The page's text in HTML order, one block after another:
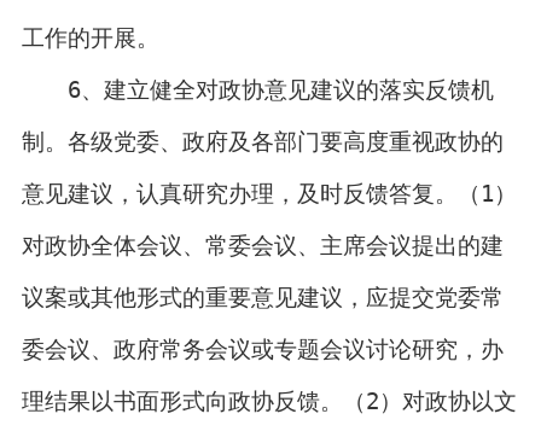
工作的开展。
6、建立健全对政协意见建议的落实反馈机
制。各级党委、政府及各部门要高度重视政协的
意见建议，认真研究办理，及时反馈答复。（1）
对政协全体会议、常委会议、主席会议提出的建
议案或其他形式的重要意见建议，应提交党委常
委会议、政府常务会议或专题会议讨论研究，办
理结果以书面形式向政协反馈。（2）对政协以文